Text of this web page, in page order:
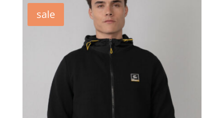
€69,99.
€35,00.
sale